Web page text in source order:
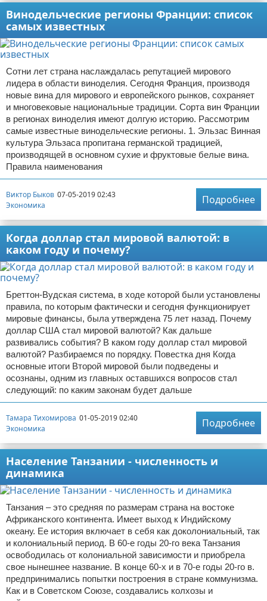
Винодельческие регионы Франции: список
самых известных
Сотни лет страна наслаждалась репутацией мирового
лидера в области виноделия. Сегодня Франция, производя
новые вина для мирового и европейского рынков, сохраняет
и многовековые национальные традиции. Сорта вин Франции
в регионах виноделия имеют долгую историю. Рассмотрим
самые известные винодельческие регионы. 1. Эльзас Винная
культура Эльзаса пропитана германской традицией,
производящей в основном сухие и фруктовые белые вина.
Правила наименования
Виктор Быков 07-05-2019 02:43
Экономика
Подробнее
Когда доллар стал мировой валютой: в
каком году и почему?
Бреттон-Вудская система, в ходе которой были установлены
правила, по которым фактически и сегодня функционирует
мировые финансы, была утверждена 75 лет назад. Почему
доллар США стал мировой валютой? Как дальше
развивались события? В каком году доллар стал мировой
валютой? Разбираемся по порядку. Повестка дня Когда
основные итоги Второй мировой были подведены и
осознаны, одним из главных оставшихся вопросов стал
следующий: по каким законам будет дальше
Тамара Тихомирова 01-05-2019 02:40
Экономика
Подробнее
Население Танзании - численность и
динамика
Танзания – это средняя по размерам страна на востоке
Африканского континента. Имеет выход к Индийскому
океану. Ее история включает в себя как доколониальный, так
и колониальный период. В 60-е годы 20-го века Танзания
освободилась от колониальной зависимости и приобрела
свое нынешнее название. В конце 60-х и в 70-е годы 20-го в.
предпринимались попытки построения в стране коммунизма.
Как и в Советском Союзе, создавались колхозы и